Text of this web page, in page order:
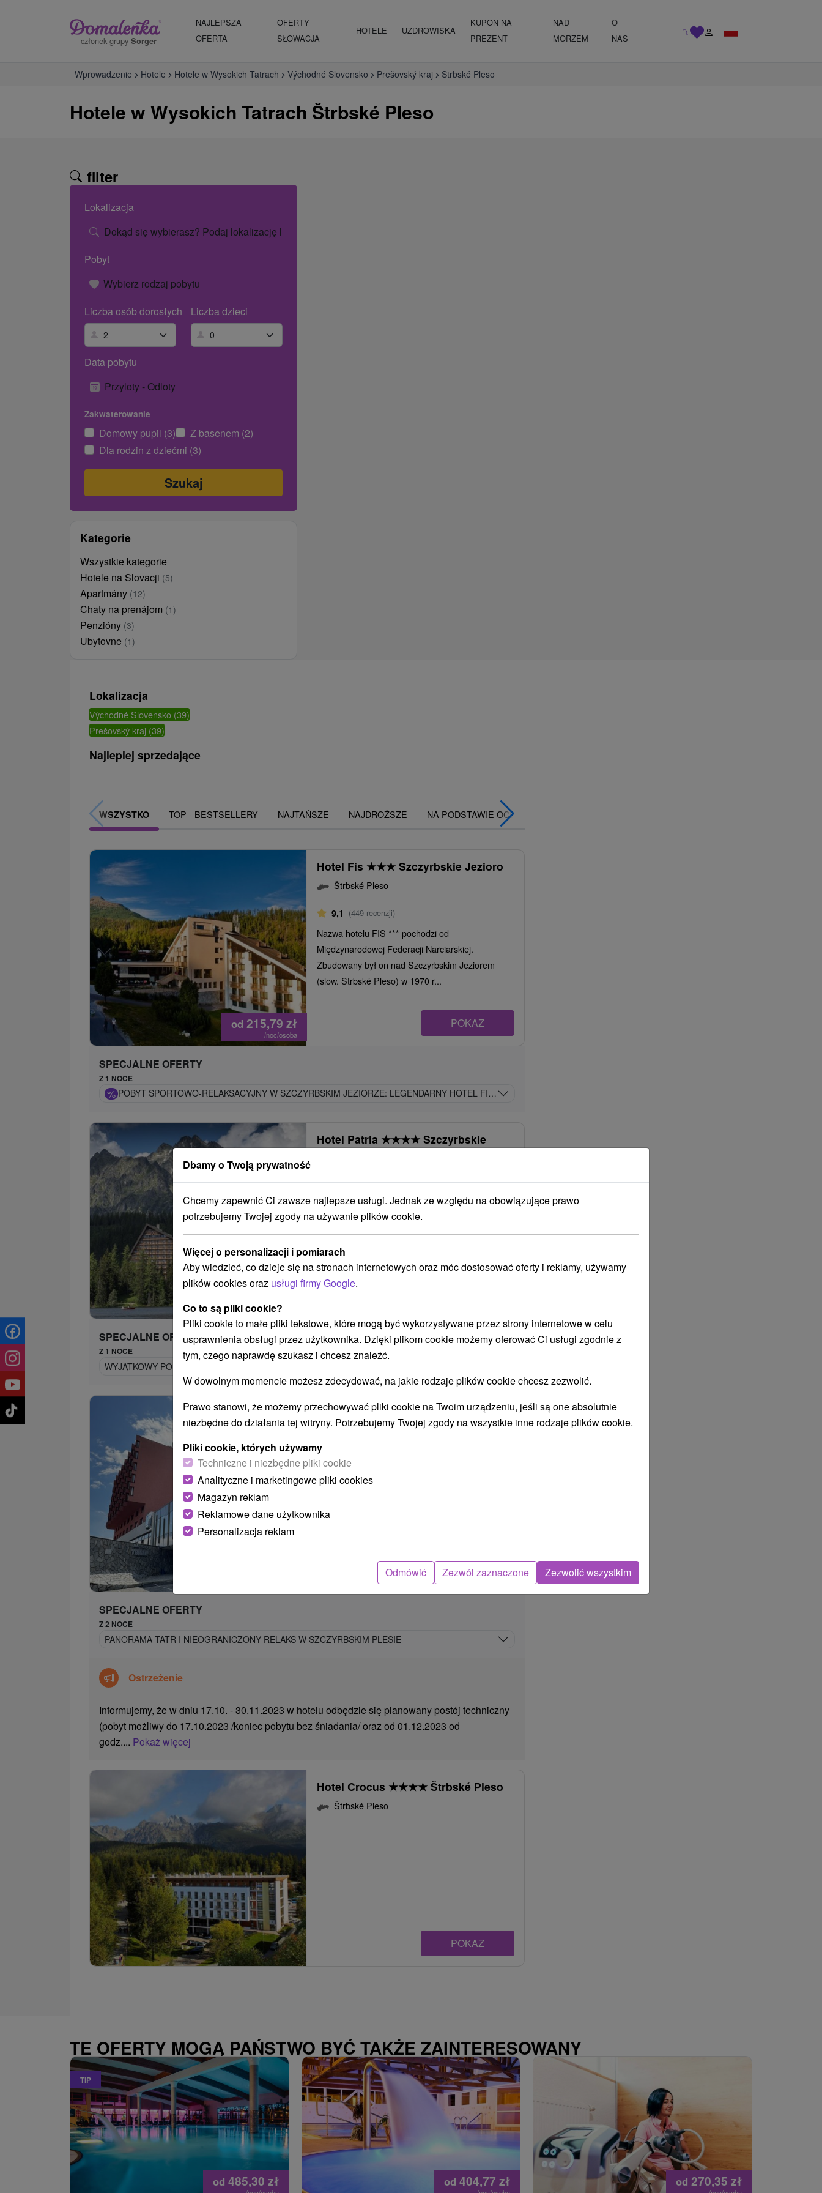
członek grupy Sorger
NAJLEPSZA
OFERTA
OFERTY
SŁOWACJA
HOTELE UZDROWISKA
KUPON NA
PREZENT
NAD
MORZEM
O
NAS
Wprowadzenie Hotele Hotele w Wysokich Tatrach Východné Slovensko Prešovský kraj Štrbské Pleso
Hotele w Wysokich Tatrach Štrbské Pleso
filter
Lokalizacja
Dokąd się wybierasz? Podaj lokalizację lub nazwę hotelu.
Pobyt
Wybierz rodzaj pobytu
Liczba osób dorosłych
Liczba dzieci
Data pobytu
Przyloty - Odloty
Zakwaterowanie
Domowy pupil (3)
Z basenem (2)
Dla rodzin z dziećmi (3)
Kategorie
Wszystkie kategorie
Hotele na Slovacji (5)
Apartmány (12)
Chaty na prenájom (1)
Penzióny (3)
Ubytovne (1)
Lokalizacja
Východné Slovensko (39)
Prešovský kraj (39)
Najlepiej sprzedające
WSZYSTKO TOP - BESTSELLERY NAJTAŃSZE NAJDROŻSZE NA PODSTAWIE OCENY
od 215,79 zł
/noc/osoba
Hotel Fis ★★★ Szczyrbskie Jezioro
Štrbské Pleso
9,1 (449 recenzji)
Nazwa hotelu FIS *** pochodzi od
Międzynarodowej Federacji Narciarskiej.
Zbudowany był on nad Szczyrbskim Jeziorem
(slow. Štrbské Pleso) w 1970 r...
POKAZ
SPECJALNE OFERTY
Z 1 NOCE
% POBYT SPORTOWO-RELAKSACYJNY W SZCZYRBSKIM JEZIORZE: LEGENDARNY HOTEL FIS Z KOLEJKAMI LINOWYMI I PARKAMI WODNYMI W CENIE
/noc/osoba
Hotel Patria ★★★★ Szczyrbskie
Jezioro
9,2 (545 recenzji)
Hotel Patria **** znajduje się w najwyżej położonej
miejscowości w Tatrach Wysokich w Szczyrbskim
Jeziorze (slow. Štrbské Pleso) 1346 m...
SPECJALNE OFERTY
Z 1 NOCE
WYJĄTKOWY POBYT NAD JEZIOREM SZCZYRBSKIM: RELAKS I ZABAWA DLA CAŁEJ RODZINY
Hotel SOREA TRIGAN ★★★
Szczyrbskie Jezioro
9,1 (829 recenzji)
Hotel SOREA TRIGAN *** położony jest w
Szczyrbskiego, niedaleko Nowego Jeziora
POKAZ
SPECJALNE OFERTY
Z 2 NOCE
PANORAMA TATR I NIEOGRANICZONY RELAKS W SZCZYRBSKIM PLESIE
Ostrzeżenie
Informujemy, że w dniu 17.10. - 30.11.2023 w hotelu odbędzie się planowany postój techniczny
(pobyt możliwy do 17.10.2023 /koniec pobytu bez śniadania/ oraz od 01.12.2023 od
godz.... Pokaż więcej
Hotel Crocus ★★★★ Štrbské Pleso
Štrbské Pleso
POKAZ
TE OFERTY MOGĄ PAŃSTWO BYĆ TAKŻE ZAINTERESOWANY
TIP
od 485,30 zł od 404,77zł od 270,35 zł
Dbamy o Twoją prywatność
Chcemy zapewnić Ci zawsze najlepsze usługi. Jednak ze względu na obowiązujące prawo
potrzebujemy Twojej zgody na używanie plików cookie.
Więcej o personalizacji i pomiarach
Aby wiedzieć, co dzieje się na stronach internetowych oraz móc dostosować oferty i reklamy, używamy
plików cookies oraz usługi firmy Google.
Co to są pliki cookie?
Pliki cookie to małe pliki tekstowe, które mogą być wykorzystywane przez strony internetowe w celu
usprawnienia obsługi przez użytkownika. Dzięki plikom cookie możemy oferować Ci usługi zgodnie z
tym, czego naprawdę szukasz i chcesz znaleźć.
W dowolnym momencie możesz zdecydować, na jakie rodzaje plików cookie chcesz zezwolić.
Prawo stanowi, że możemy przechowywać pliki cookie na Twoim urządzeniu, jeśli są one absolutnie
niezbędne do działania tej witryny. Potrzebujemy Twojej zgody na wszystkie inne rodzaje plików cookie.
Pliki cookie, których używamy
Techniczne i niezbędne pliki cookie
Analityczne i marketingowe pliki cookies
Magazyn reklam
Reklamowe dane użytkownika
Personalizacja reklam
Odmówić Zezwól zaznaczone Zezwolić wszystkim